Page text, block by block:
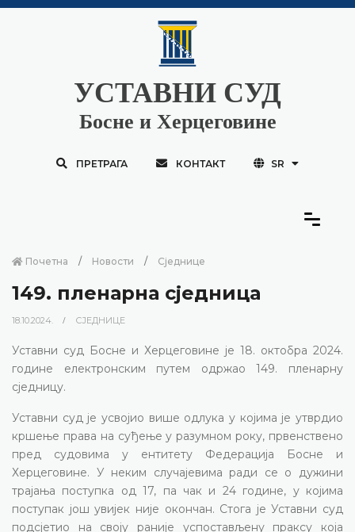
УСТАВНИ СУД
Босне и Херцеговине
ПРЕТРАГА КОНТАКТ SR
Почетна Новости Сједнице
149. пленарна сједница
18.10.2024. СЈЕДНИЦЕ
Уставни суд Босне и Херцеговине је 18. октобра 2024.
године електронским путем одржао 149. пленарну
сједницу.
Уставни суд је усвојио више одлука у којима је утврдио
кршење права на суђење у разумном року, првенствено
пред судовима у ентитету Федерација Босне и
Херцеговине. У неким случајевима ради се о дужини
трајања поступка од 17, па чак и 24 године, у којима
поступак још увијек није окончан. Стога је Уставни суд
подсјетио на своју раније успостављену праксу која